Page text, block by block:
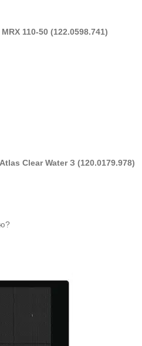
110-50 (122.0598.741)
Clear Water З (120.0179.978)